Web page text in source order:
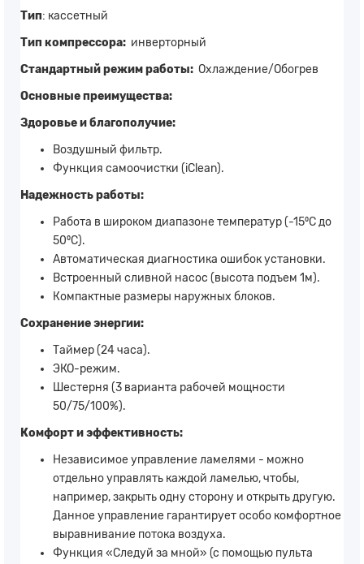
Тип: кассетный
Тип компрессора: инверторный
Стандартный режим работы: Охлаждение/Обогрев
Основные преимущества:
Здоровье и благополучие:
Воздушный фильтр.
Функция самоочистки (iClean).
Надежность работы:
Работа в широком диапазоне температур (-15⁰C до
50⁰С).
Автоматическая диагностика ошибок установки.
Встроенный сливной насос (высота подъем 1м).
Компактные размеры наружных блоков.
Сохранение энергии:
Таймер (24 часа).
ЭКО-режим.
Шестерня (3 варианта рабочей мощности
50/75/100%).
Комфорт и эффективность:
Независимое управление ламелями - можно
отдельно управлять каждой ламелью, чтобы,
например, закрыть одну сторону и открыть другую.
Данное управление гарантирует особо комфортное
выравнивание потока воздуха.
Функция «Следуй за мной» (с помощью пульта